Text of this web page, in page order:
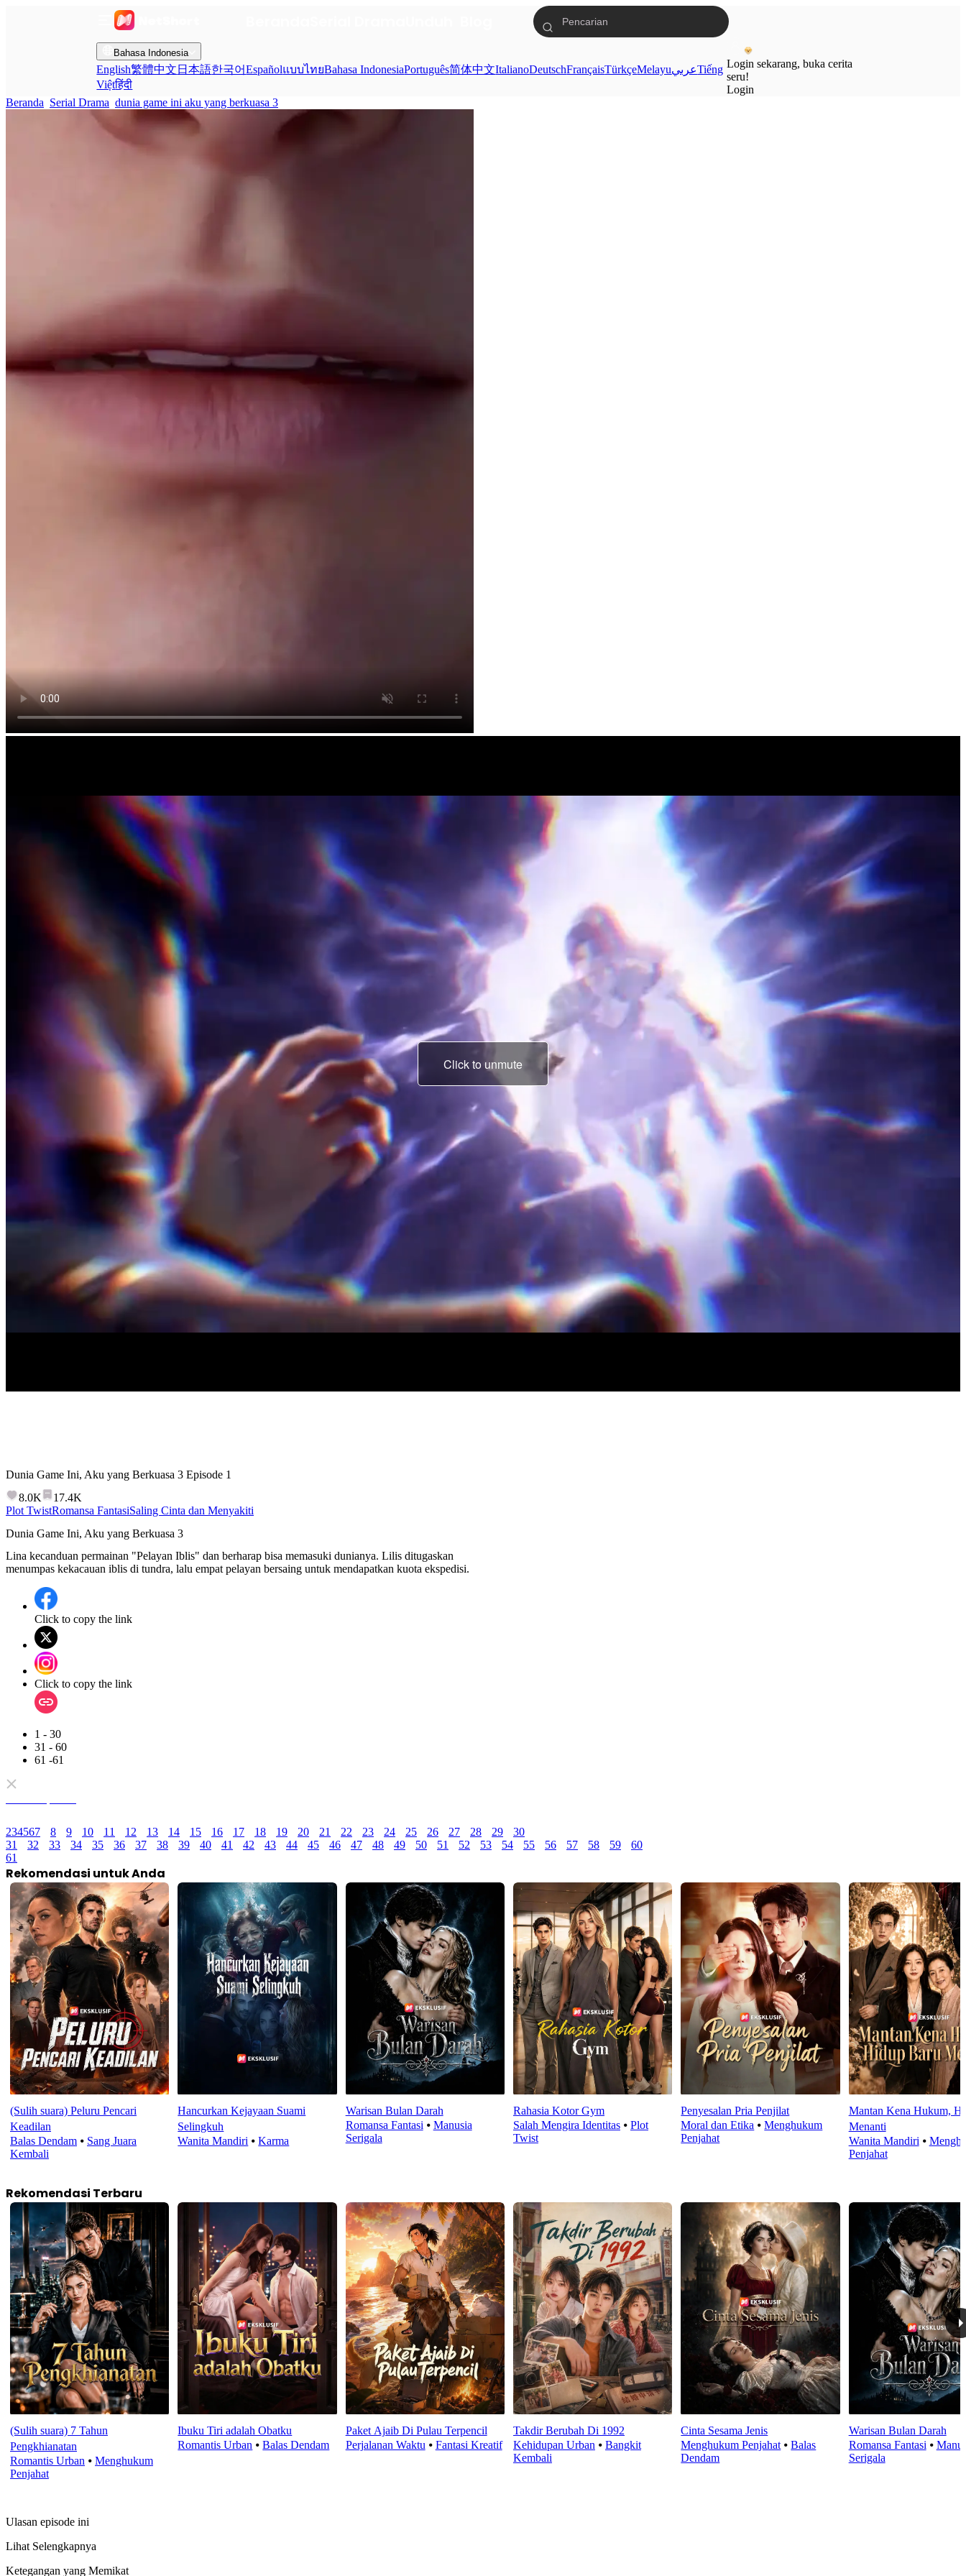
Bahasa Indonesia
English繁體中文 日本語한국어EspañolแบบไทยBahasa IndonesiaPortuguês简体中文ItalianoDeutschFrançaisTürkçeMelayuعربيTiếng
Việtहिंदी
Login sekarang, buka cerita
seru!
Login
Beranda Serial Drama dunia game ini aku yang berkuasa 3
Click to unmute
Dunia Game Ini, Aku yang Berkuasa 3 Episode 1
8.0K
17.4K
Plot TwistRomansa FantasiSaling Cinta dan Menyakiti
Dunia Game Ini, Aku yang Berkuasa 3
Lina kecanduan permainan "Pelayan Iblis" dan berharap bisa memasuki dunianya. Lilis ditugaskan
menumpas kekacauan iblis di tundra, lalu empat pelayan bersaing untuk mendapatkan kuota ekspedisi.
Click to copy the link
Click to copy the link
1 - 30
31 - 60
61 -61
234567 8 9 10 11 12 13 14 15 16 17 18 19 20 21 22 23 24 25 26 27 28 29
30
31
32 33 34 35 36 37 38 39 40 41 42 43 44 45 46 47 48 49 50 51 52 53 54 55 56 57 58 59
60
61
Rekomendasi untuk Anda
(Sulih suara) Peluru Pencari
Keadilan
Balas Dendam ⦁ Sang Juara
Kembali
Hancurkan Kejayaan Suami
Selingkuh
Wanita Mandiri ⦁Karma
Warisan Bulan Darah
Romansa Fantasi ⦁ Manusia
Serigala
Rahasia Kotor Gym
Salah Mengira Identitas⦁ Plot
Twist
Penyesalan Pria Penjilat
Moral dan Etika ⦁Menghukum
Penjahat
Mantan Kena Hukum,
Menanti
Wanita Mandiri ⦁
Penjahat
Rekomendasi Terbaru
(Sulih suara) 7 Tahun
Pengkhianatan
Romantis Urban ⦁ Menghukum
Penjahat
Ibuku Tiri adalah Obatku
Romantis Urban ⦁Balas Dendam
Paket Ajaib Di Pulau Terpencil
Perjalanan Waktu ⦁ Fantasi Kreatif
Takdir Berubah Di 1992
Kehidupan Urban ⦁ Bangkit
Kembali
Cinta Sesama Jenis
Menghukum Penjahat ⦁Balas
Dendam
Warisan Bulan Darah
Romansa Fantasi ⦁
Serigala
Ulasan episode ini
Lihat Selengkapnya
Ketegangan yang Memikat